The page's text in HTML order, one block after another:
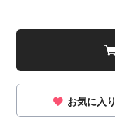
お気に入り